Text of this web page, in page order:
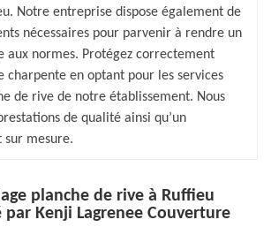
Notre entreprise dispose également de
nécessaires pour parvenir à rendre un
aux normes. Protégez correctement
charpente en optant pour les services
de rive de notre établissement. Nous
de qualité ainsi qu’un
sur mesure.
planche de rive à Ruffieu
par Kenji Lagrenee Couverture